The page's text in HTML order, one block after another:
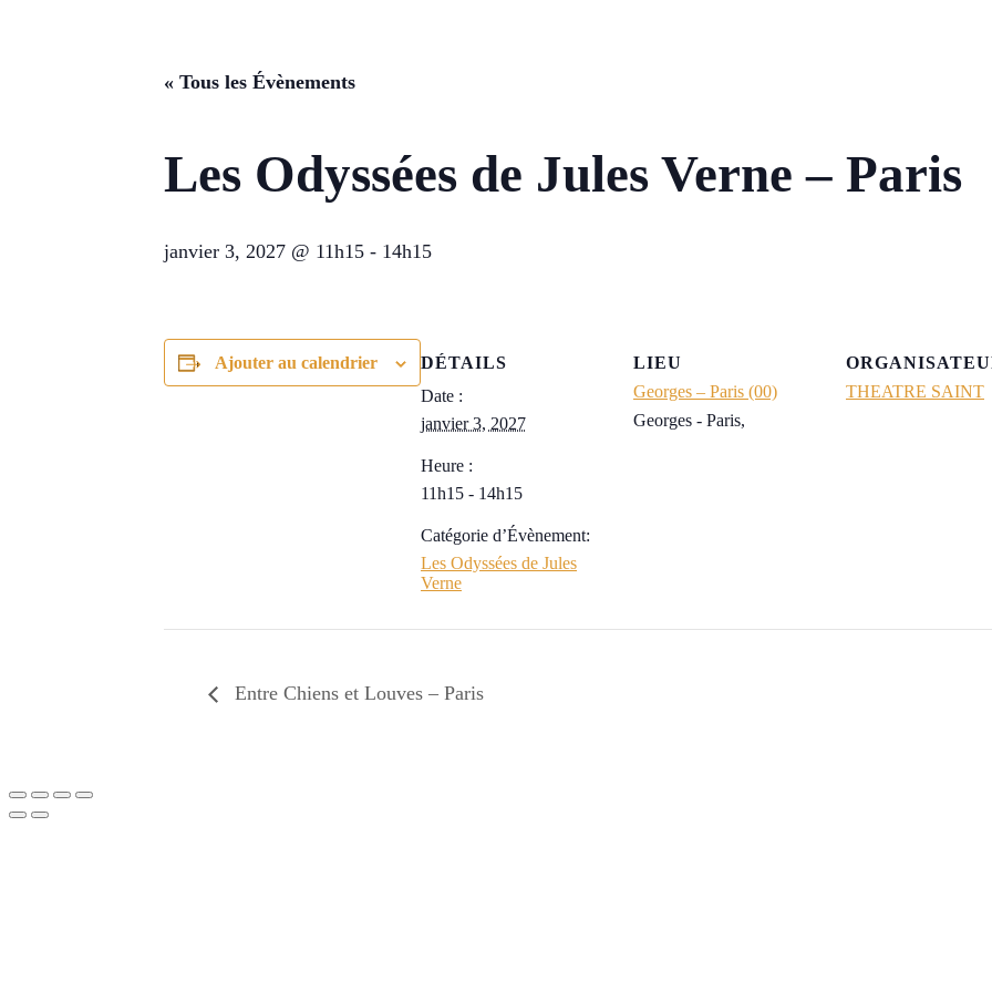
« Tous les Évènements
Les Odyssées de Jules Verne – Paris
janvier 3, 2027 @ 11h15 - 14h15
Ajouter au calendrier
DÉTAILS
Date :
janvier 3, 2027
Heure :
11h15 - 14h15
Catégorie d’Évènement:
Les Odyssées de Jules
Verne
LIEU
Georges – Paris (00)
Georges - Paris,
THEATRE SAINT
Entre Chiens et Louves – Paris